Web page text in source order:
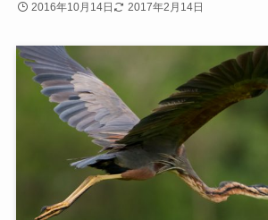
2016年10月14日 2017年2月14日